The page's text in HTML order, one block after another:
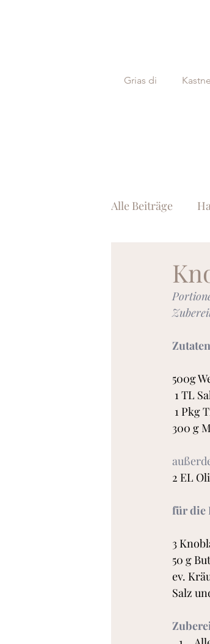
Grias di
Alle Beiträge
Torten und
500g
1 TL
1 Pkg
300 g
2 EL
für die
3
50 g
ev.
Salz